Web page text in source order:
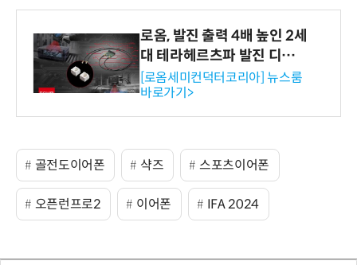
로옴, 발진 출력 4배 높인 2세
대 테라헤르츠파 발진 디바이
스 개발
[로옴세미컨덕터코리아] 뉴스룸
바로가기>
골전도이어폰 샥즈 스포츠이어폰
오픈런프로2 이어폰 IFA 2024